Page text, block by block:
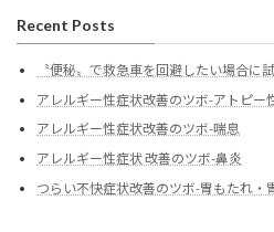
Recent Posts
〝便秘〟で救急車を回避したい場合に
アレルギー性症状改善のツボ-アトピー
アレルギー性症状改善のツボ-喘息
アレルギー性症状 改善のツボ-鼻炎
つらい不快症状改善のツボ-胃もたれ・